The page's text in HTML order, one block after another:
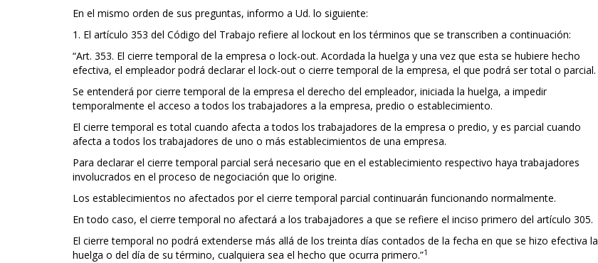
En el mismo orden de sus preguntas, informo a Ud. lo siguiente:
1. El artículo 353 del Código del Trabajo refiere al lockout en los términos que se transcriben a continuación:
“Art. 353. El cierre temporal de la empresa o lock-out. Acordada la huelga y una vez que esta se hubiere hecho
efectiva, el empleador podrá declarar el lock-out o cierre temporal de la empresa, el que podrá ser total o parcial.
Se entenderá por cierre temporal de la empresa el derecho del empleador, iniciada la huelga, a impedir
temporalmente el acceso a todos los trabajadores a la empresa, predio o establecimiento.
El cierre temporal es total cuando afecta a todos los trabajadores de la empresa o predio, y es parcial cuando
afecta a todos los trabajadores de uno o más establecimientos de una empresa.
Para declarar el cierre temporal parcial será necesario que en el establecimiento respectivo haya trabajadores
involucrados en el proceso de negociación que lo origine.
Los establecimientos no afectados por el cierre temporal parcial continuarán funcionando normalmente.
En todo caso, el cierre temporal no afectará a los trabajadores a que se refiere el inciso primero del artículo 305.
El cierre temporal no podrá extenderse más allá de los treinta días contados de la fecha en que se hizo efectiva la
huelga o del día de su término, cualquiera sea el hecho que ocurra primero.”1